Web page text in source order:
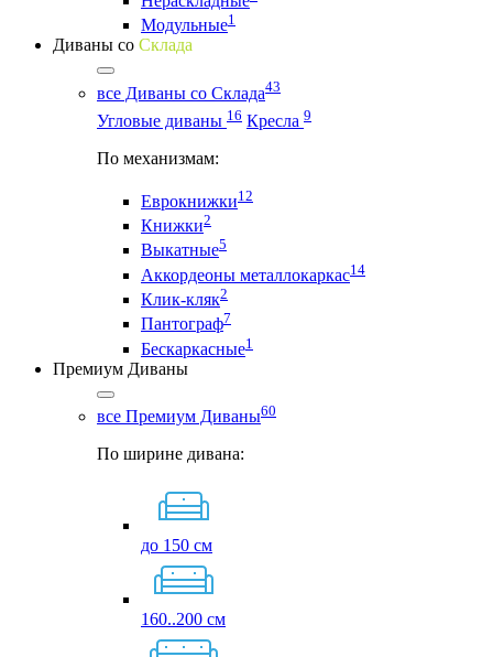
Модульные1
Диваны со Склада
все Диваны со Склада43
Угловые диваны 16 Кресла 9
По механизмам:
Еврокнижки12
Книжки2
Выкатные5
Аккордеоны металлокаркас14
Клик-кляк2
Пантограф7
Бескаркасные1
Премиум Диваны
все Премиум Диваны60
По ширине дивана:
до 150 см
160..200 см